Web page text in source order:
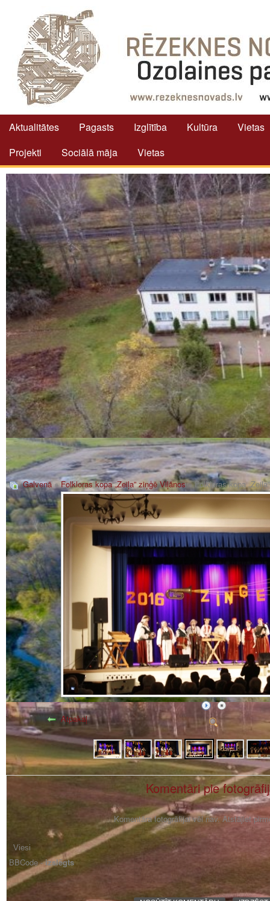
Aktualitātes Pagasts Izglītība Kultūra
Vietas
Projekti
Sociālā māja Vietas
Galvenā»Folkloras kopa „Zeiļa” ziņģē Viļānos» Folkloras kopa
Atpakaļ
Komentāri pie
Komentāra fotogrāfijai vēl nav. Atstājiet
BBCode -izslēgts